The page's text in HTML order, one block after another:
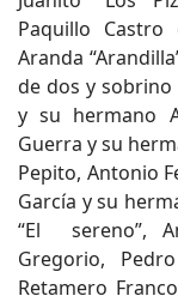
Paquillo
Aranda
de dos y sobrino
y su hermano
Guerra y su
Pepito, Antonio
García y su
“El sereno”,
Gregorio,
Retamero